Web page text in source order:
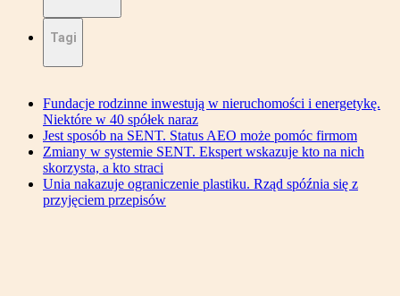
Tagi
Fundacje rodzinne inwestują w nieruchomości i energetykę.
Niektóre w 40 spółek naraz
Jest sposób na SENT. Status AEO może pomóc firmom
Zmiany w systemie SENT. Ekspert wskazuje kto na nich
skorzysta, a kto straci
Unia nakazuje ograniczenie plastiku. Rząd spóźnia się z
przyjęciem przepisów